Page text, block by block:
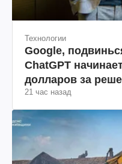
Технологии
Google,
ChatGPT
долларов за
21 час назад